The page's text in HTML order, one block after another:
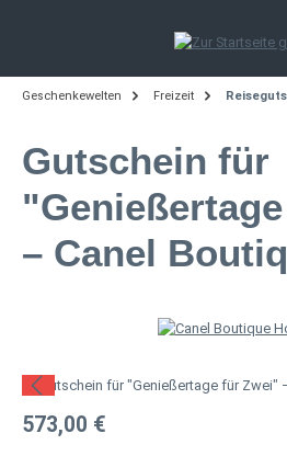
Geschenkewelten Freizeit
Gutschein für
– Canel
Bildergalerie überspringen
Regulärer Preis:
573,00 €